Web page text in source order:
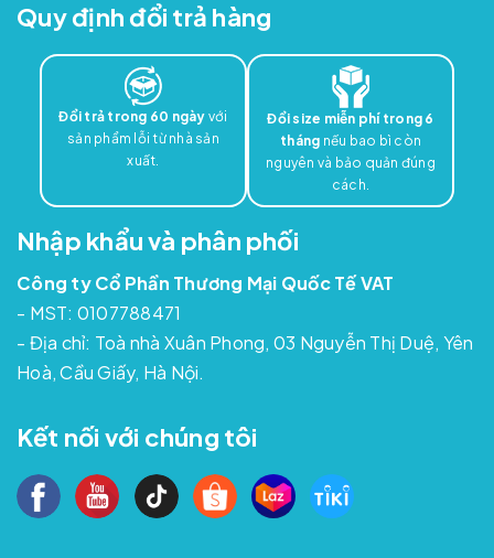
Quy định đổi trả hàng
Đổi trả trong 60 ngày với
sản phẩm lỗi từ nhà sản
xuất.
Đổi size miễn phí trong 6
tháng nếu bao bì còn
nguyên và bảo quản đúng
cách.
Nhập khẩu và phân phối
Công ty Cổ Phần Thương Mại Quốc Tế VAT
- MST: 0107788471
- Địa chỉ: Toà nhà Xuân Phong, 03 Nguyễn Thị Duệ, Yên
Hoà, Cầu Giấy, Hà Nội.
Kết nối với chúng tôi